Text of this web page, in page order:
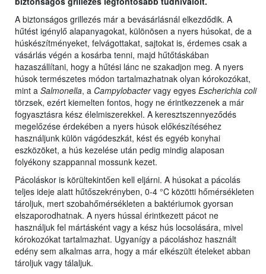
A biztonságos grillezés már a bevásárlásnál elkezdődik. A
hűtést igénylő alapanyagokat, különösen a nyers húsokat, de a
húskészítményeket, felvágottakat, sajtokat is, érdemes csak a
vásárlás végén a kosárba tenni, majd hűtőtáskában
hazaszállítani, hogy a hűtési lánc ne szakadjon meg. A nyers
húsok természetes módon tartalmazhatnak olyan kórokozókat,
mint a Salmonella, a Campylobactervagy egyes Escherichia coli
törzsek, ezért kiemelten fontos, hogy ne érintkezzenek a már
fogyasztásra kész élelmiszerekkel. A keresztszennyeződés
megelőzése érdekében a nyers húsok előkészítéséhez
használjunk külön vágódeszkát, kést és egyéb konyhai
eszközöket, a hús kezelése után pedig mindig alaposan
folyékony szappannal mossunk kezet.
Pácoláskor is körültekintően kell eljárni. A húsokat a pácolás
teljes ideje alatt hűtőszekrényben, 0-4 °C közötti hőmérsékleten
tároljuk, mert szobahőmérsékleten a baktériumok gyorsan
elszaporodhatnak. A nyers hússal érintkezett pácot ne
használjuk fel mártásként vagy a kész hús locsolására, mivel
kórokozókat tartalmazhat. Ugyanígy a pácoláshoz használt
edény sem alkalmas arra, hogy a már elkészült ételeket abban
tároljuk vagy tálaljuk.